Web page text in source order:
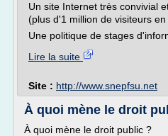
Un site Internet très convivial
(plus d'1 million de visiteurs en
Une politique de stages
Lire la suite
Site : http://www.snepfsu.net
À quoi mène le droit
À quoi mène le droit public ?